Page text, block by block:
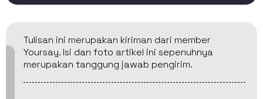
Tulisan ini merupakan kiriman dari member
Yoursay. Isi dan foto artikel ini sepenuhnya
merupakan tanggung jawab pengirim.